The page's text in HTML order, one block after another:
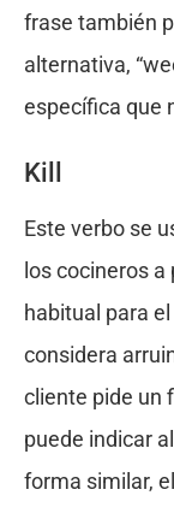
frase también
alternativa,
específica que
Kill
Este verbo se
los cocineros a
habitual para
considera
cliente pide un
puede indicar
forma similar,